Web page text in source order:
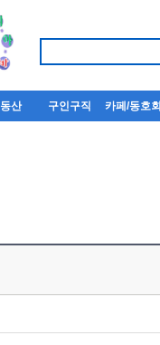
산 구인구직 카페/동호회